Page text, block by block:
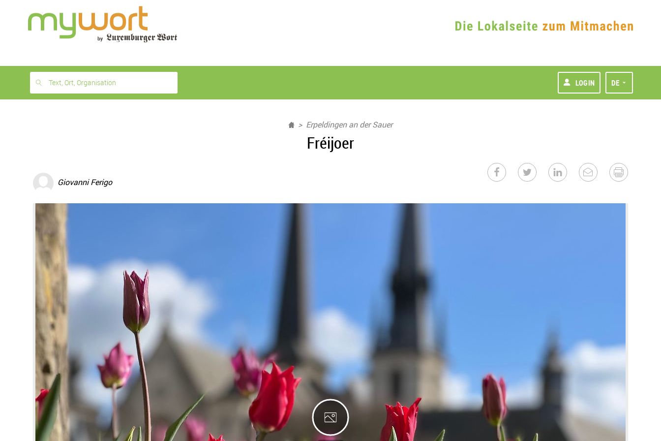
month
free
Text, Ort, Organisation LOGIN DE
Erpeldingen an der Sauer
Fréijoer
Giovanni Ferigo